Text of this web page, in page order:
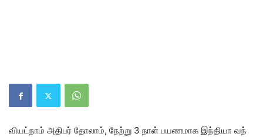
வியட்​நாம் அதிபர் தோலாம், நேற்று 3 நாள் பயணமாக இந்தியா வந்​